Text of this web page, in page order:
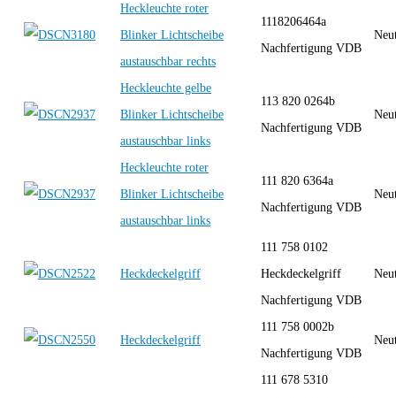
Heckleuchte roter
Blinker Lichtscheibe
austauschbar rechts
1118206464a
Nachfertigung VDB
Heckleuchte gelbe
Blinker Lichtscheibe
austauschbar links
113 820 0264b
Nachfertigung VDB
Heckleuchte roter
Blinker Lichtscheibe
austauschbar links
111 820 6364a
Nachfertigung VDB
Heckdeckelgriff
111 758 0102
Heckdeckelgriff
Nachfertigung VDB
Heckdeckelgriff
111 758 0002b
Nachfertigung VDB
111 678 5310